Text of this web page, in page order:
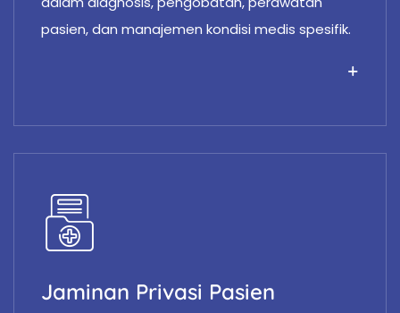
pasien, dan manajemen kondisi medis spesifik.
Jaminan Privasi Pasien